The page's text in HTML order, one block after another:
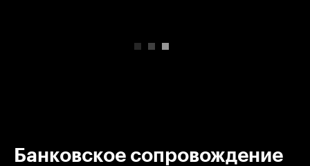
Банковское сопровождение